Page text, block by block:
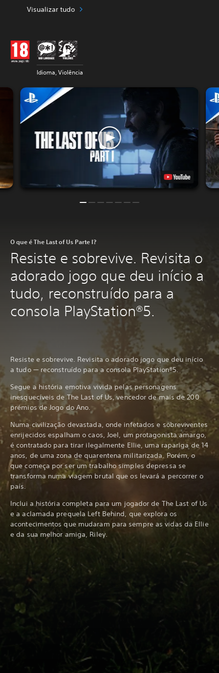
Visualizar tudo
Idioma, Violência
O que é The Last of Us Parte I?
Resiste e sobrevive. Revisita o
adorado jogo que deu início a
tudo, reconstruído para a
consola PlayStation®5.
Resiste e sobrevive. Revisita o adorado jogo que deu início
a tudo — reconstruído para a consola PlayStation®5.
Segue a história emotiva vivida pelas personagens
inesquecíveis de The Last of Us, vencedor de mais de 200
prémios de Jogo do Ano.
Numa civilização devastada, onde infetados e sobreviventes
enrijecidos espalham o caos, Joel, um protagonista amargo,
é contratado para tirar ilegalmente Ellie, uma rapariga de 14
anos, de uma zona de quarentena militarizada. Porém, o
que começa por ser um trabalho simples depressa se
transforma numa viagem brutal que os levará a percorrer o
país.
Inclui a história completa para um jogador de The Last of Us
e a aclamada prequela Left Behind, que explora os
acontecimentos que mudaram para sempre as vidas da Ellie
e da sua melhor amiga, Riley.